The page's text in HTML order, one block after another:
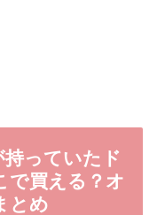
持っていたド
で買える？オ
とめ